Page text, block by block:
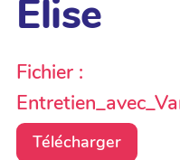
Elise
Fichier :
Télécharger